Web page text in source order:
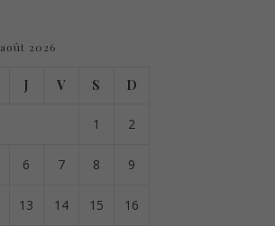
août 2026
J V S D
1 2
6 7 8 9
13 14 15 16